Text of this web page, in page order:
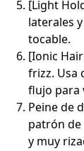
[Light
laterales
tocable.
[Ionic
frizz. Usa
flujo para
Peine de
patrón de
y muy